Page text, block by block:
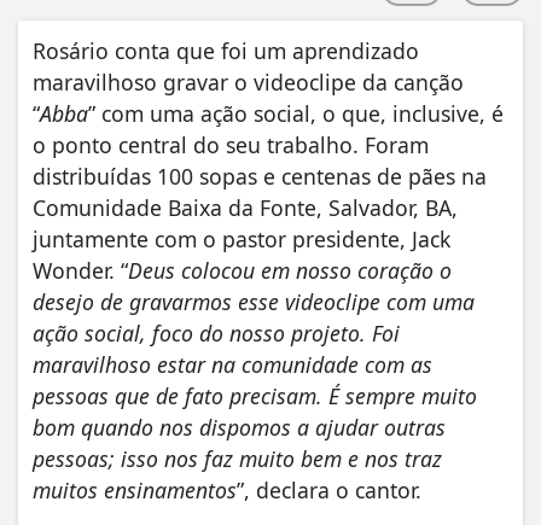
Rosário conta que foi um aprendizado
maravilhoso gravar o videoclipe da canção
“Abba” com uma ação social, o que, inclusive, é
o ponto central do seu trabalho. Foram
distribuídas 100 sopas e centenas de pães na
Comunidade Baixa da Fonte, Salvador, BA,
juntamente com o pastor presidente, Jack
Wonder. “Deus colocou em nosso coração o
desejo de gravarmos esse videoclipe com uma
ação social, foco do nosso projeto. Foi
maravilhoso estar na comunidade com as
pessoas que de fato precisam. É sempre muito
bom quando nos dispomos a ajudar outras
pessoas; isso nos faz muito bem e nos traz
muitos ensinamentos”, declara o cantor.